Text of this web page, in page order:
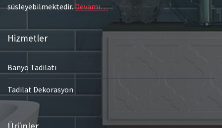
süsleyebilmektedir.Devamı…
Hizmetler
Banyo Tadilatı
Tadilat Dekorasyon